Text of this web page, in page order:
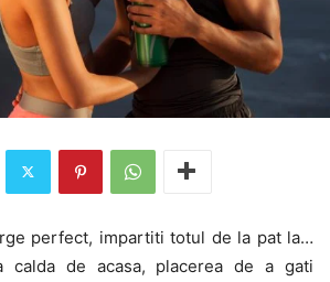
perfect, impartiti totul de la pat la…
calda de acasa, placerea de a gati